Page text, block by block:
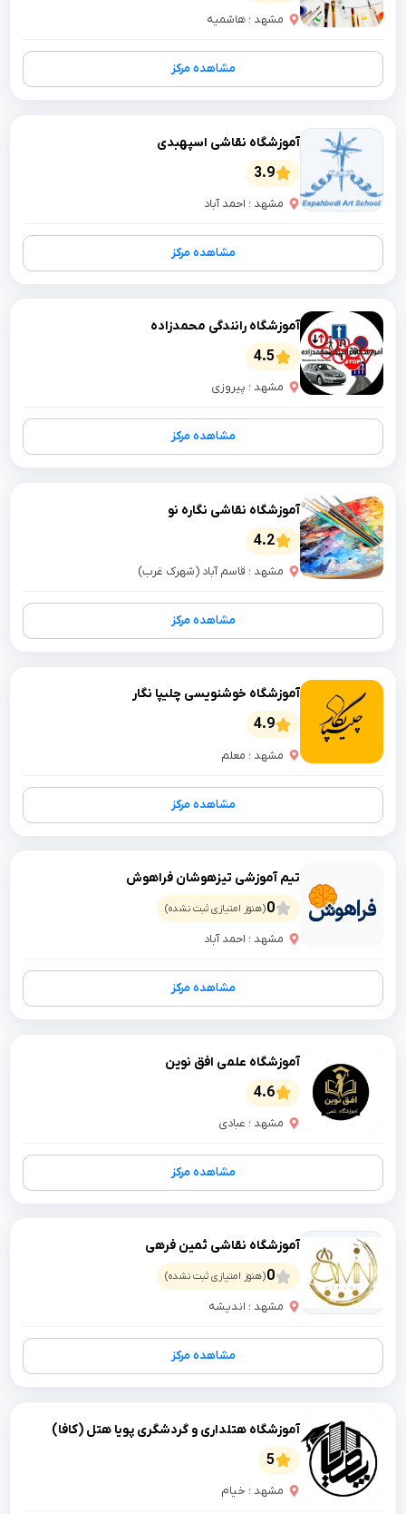
مشهد ؛ هاشمیه
مشاهده مرکز
آموزشگاه نقاشی اسپهبدی
3.9
مشهد ؛ احمد آباد
مشاهده مرکز
آموزشگاه رانندگی محمدزاده
4.5
مشهد ؛ پیروزی
مشاهده مرکز
آموزشگاه نقاشی نگاره نو
4.2
مشهد ؛ قاسم آباد (شهرک غرب)
مشاهده مرکز
آموزشگاه خوشنویسی چلیپا نگار
4.9
مشهد ؛ معلم
مشاهده مرکز
تیم آموزشی تیزهوشان فراهوش
0(هنوز امتیازی ثبت نشده)
مشهد ؛ احمد آباد
مشاهده مرکز
آموزشگاه علمی افق نوین
4.6
مشهد ؛ عبادی
مشاهده مرکز
آموزشگاه نقاشی ثمین فرهی
0(هنوز امتیازی ثبت نشده)
مشهد ؛ اندیشه
مشاهده مرکز
آموزشگاه هتلداری و گردشگری پویا هتل (کافا)
5
مشهد ؛ خیام